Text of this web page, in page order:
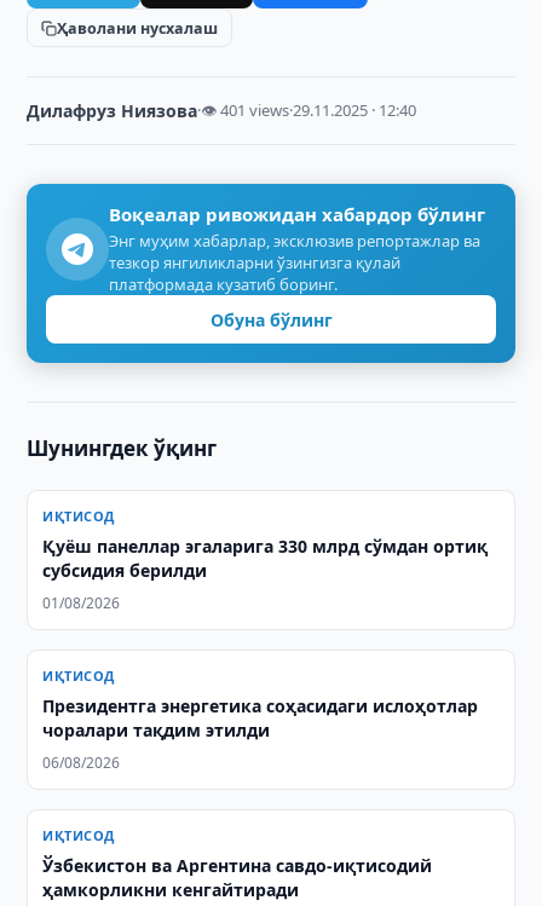
Ҳаволани нусхалаш
Дилафруз Ниязова·👁 401 views·29.11.2025 · 12:40
Воқеалар ривожидан хабардор бўлинг
Энг муҳим хабарлар, эксклюзив репортажлар ва
тезкор янгиликларни ўзингизга қулай
платформада кузатиб боринг.
Обуна бўлинг
Шунингдек ўқинг
ИҚТИСОД
Қуёш панеллар эгаларига 330 млрд сўмдан ортиқ
субсидия берилди
01/08/2026
ИҚТИСОД
Президентга энергетика соҳасидаги ислоҳотлар
чоралари тақдим этилди
06/08/2026
ИҚТИСОД
Ўзбекистон ва Аргентина савдо-иқтисодий
ҳамкорликни кенгайтиради